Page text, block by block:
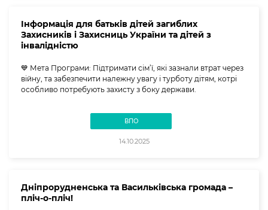
Інформація для батьків дітей загиблих
Захисників і Захисниць України та дітей з
інвалідністю
💙 Мета Програми: Підтримати сім’ї, які зазнали втрат через
війну, та забезпечити належну увагу і турботу дітям, котрі
особливо потребують захисту з боку держави.
ВПО
14.10.2025
Дніпрорудненська та Васильківська громада –
пліч-о-пліч!